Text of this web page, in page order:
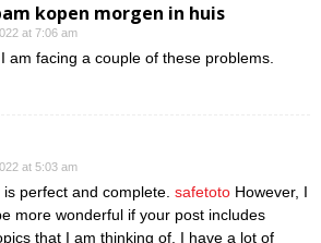
kopen morgen in huis
at 7:06 am
am facing a couple of these problems.
at 5:03 am
perfect and complete. safetoto However, I
more wonderful if your post includes
that I am thinking of. I have a lot of